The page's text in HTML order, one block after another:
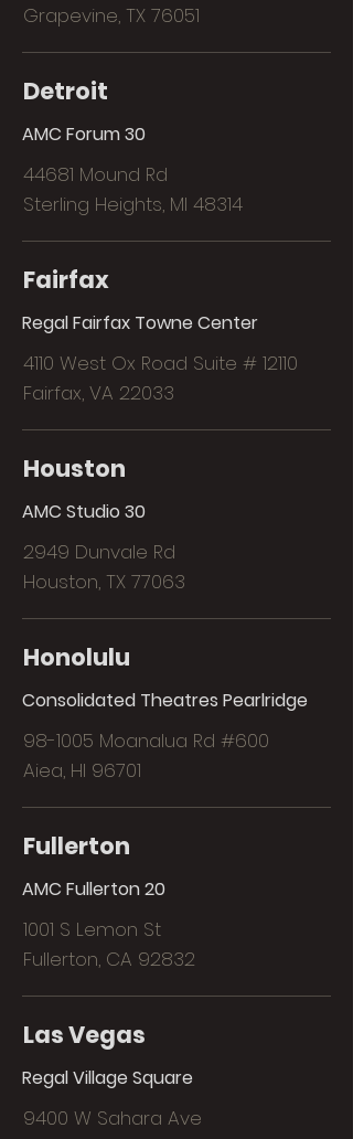
Grapevine, TX 76051
Detroit
AMC Forum 30
44681 Mound Rd
Sterling Heights, MI 48314
Fairfax
Regal Fairfax Towne Center
4110 West Ox Road Suite # 12110
Fairfax, VA 22033
Houston
AMC Studio 30
2949 Dunvale Rd
Houston, TX 77063
Honolulu
Consolidated Theatres Pearlridge
98-1005 Moanalua Rd #600
Aiea, HI 96701
Fullerton
AMC Fullerton 20
1001 S Lemon St
Fullerton, CA 92832
Las Vegas
Regal Village Square
9400 W Sahara Ave